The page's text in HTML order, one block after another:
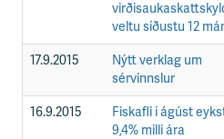
veltu síðustu 12
17.9.2015
Nýtt verklag um
sérvinnslur
16.9.2015
Fiskafli í ágúst
9,4% milli ára